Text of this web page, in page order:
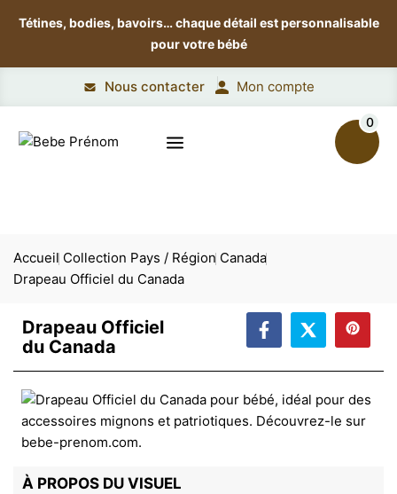
Tétines, bodies, bavoirs…chaque détail est personnalisable
pour votre bébé
Nous contacter Mon compte
0
Accueil Collection Pays / Région Canada
Drapeau Officiel du Canada
Drapeau Officiel
du Canada
À PROPOS DU VISUEL